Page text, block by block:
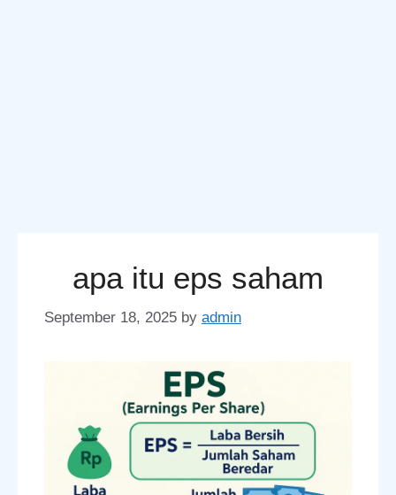
apa itu eps saham
September 18, 2025 by admin